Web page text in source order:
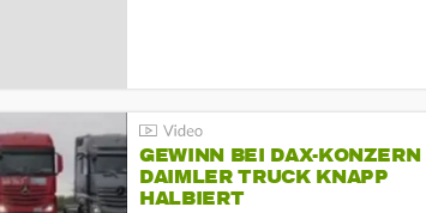
GEWINN BEI DAX-KONZERN
DAIMLER TRUCK KNAPP
HALBIERT